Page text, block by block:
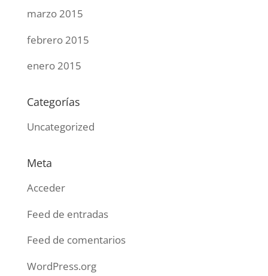
marzo 2015
febrero 2015
enero 2015
Categorías
Uncategorized
Meta
Acceder
Feed de entradas
Feed de comentarios
WordPress.org